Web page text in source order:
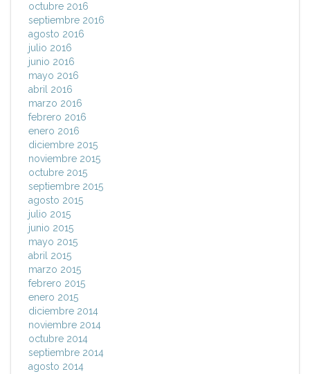
octubre 2016
septiembre 2016
agosto 2016
julio 2016
junio 2016
mayo 2016
abril 2016
marzo 2016
febrero 2016
enero 2016
diciembre 2015
noviembre 2015
octubre 2015
septiembre 2015
agosto 2015
julio 2015
junio 2015
mayo 2015
abril 2015
marzo 2015
febrero 2015
enero 2015
diciembre 2014
noviembre 2014
octubre 2014
septiembre 2014
agosto 2014